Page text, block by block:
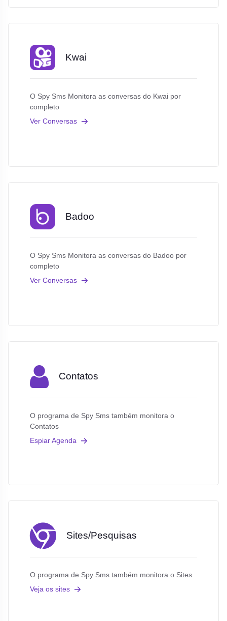
Kwai
O Spy Sms Monitora as conversas do Kwai por
completo
Ver Conversas
Badoo
O Spy Sms Monitora as conversas do Badoo por
completo
Ver Conversas
Contatos
O programa de Spy Sms também monitora o
Contatos
Espiar Agenda
Sites/Pesquisas
O programa de Spy Sms também monitora o Sites
Veja os sites